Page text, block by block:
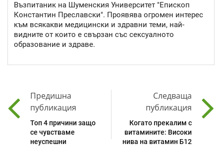
Възпитаник на Шуменския Университет "Епископ
Константин Преславски". Проявява огромен интерес
към всякакви медицински и здравни теми, най-
видните от които е свързан със сексуалното
образование и здраве.
Предишна
публикация
Топ 4 причини защо
се чувстваме
неуспешни
Следваща
публикация
Когато прекалим с
витамините: Високи
нива на витамин Б12